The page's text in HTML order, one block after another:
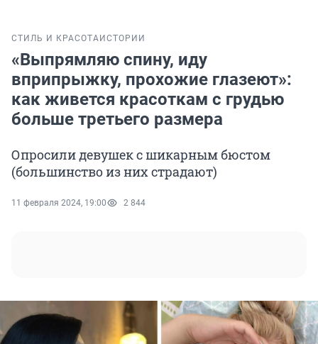
СТИЛЬ И КРАСОТА ИСТОРИИ
«Выпрямляю спину, иду
вприпрыжку, прохожие глазеют»:
как живется красоткам с грудью
больше третьего размера
Опросили девушек с шикарным бюстом
(большинство из них страдают)
11 февраля 2024, 19:00 2 844